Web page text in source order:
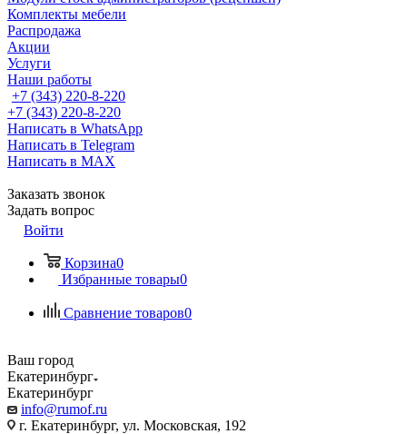
Комплекты мебели
Распродажа
Акции
Услуги
Наши работы
+7 (343) 220-8-220
+7 (343) 220-8-220
Написать в WhatsApp
Написать в Telegram
Написать в MAX
Заказать звонок
Задать вопрос
Войти
Корзина0
Избранные товары0
Сравнение товаров0
Ваш город
Екатеринбург
Екатеринбург
info@rumof.ru
г. Екатеринбург, ул. Московская, 192